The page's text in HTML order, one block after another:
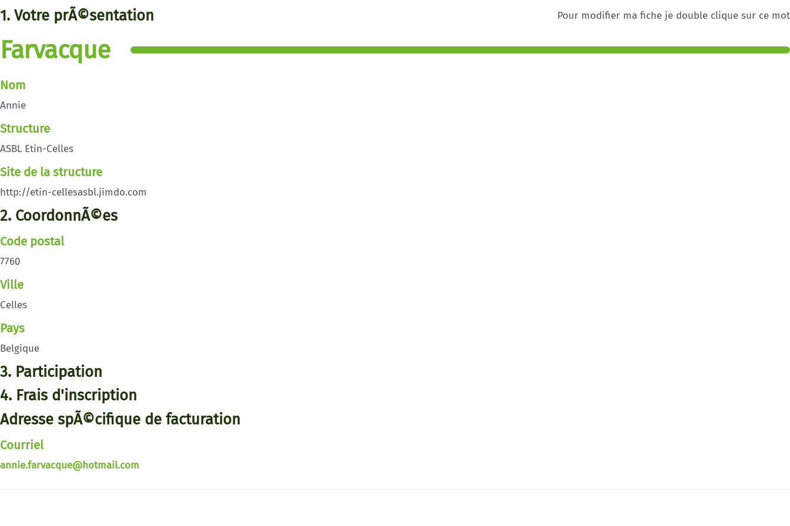
Pour modifier ma fiche je double clique sur ce mot
1. Votre prÃ©sentation
Farvacque
Nom
Annie
Structure
ASBL Etin-Celles
Site de la structure
http://etin-cellesasbl.jimdo.com
2. CoordonnÃ©es
Code postal
7760
Ville
Celles
Pays
Belgique
3. Participation
4. Frais d'inscription
Adresse spÃ©cifique de facturation
Courriel
annie.farvacque@hotmail.com